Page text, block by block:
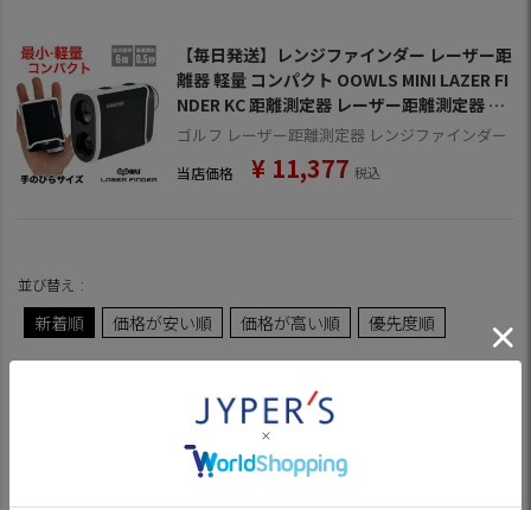
【毎日発送】レンジファインダー レーザー距
離器 軽量 コンパクト OOWLS MINI LAZER FI
NDER KC 距離測定器 レーザー距離測定器 JY
PHZ001-KC ゴルフ ジーパーズオリジナルモ
ゴルフ レーザー距離測定器 レンジファインダー
当店価格 ¥ 11,377 税込
並び替え
新着順 価格が安い順 価格が高い順 優先度順
チェック中の商品からのおすすめ